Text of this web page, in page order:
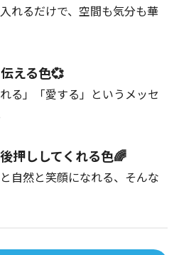
れるだけで、空間も気分も華
える色💞
る」「愛する」というメッセ
押ししてくれる色🌈
自然と笑顔になれる、そんな